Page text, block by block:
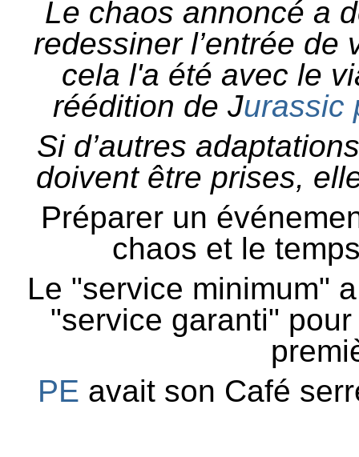
Le chaos annoncé a
redessiner l’entrée
cela l'a été avec le
réédition de Jurassic
Si d’autres
doivent être prises,
Préparer un
chaos et le
Le "service minimum"
"service garanti"
PE avait son Café